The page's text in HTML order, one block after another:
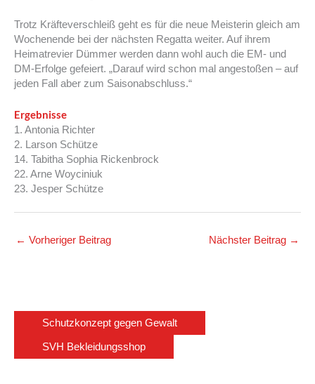
Trotz Kräfteverschleiß geht es für die neue Meisterin gleich am
Wochenende bei der nächsten Regatta weiter. Auf ihrem
Heimatrevier Dümmer werden dann wohl auch die EM- und
DM-Erfolge gefeiert. „Darauf wird schon mal angestoßen – auf
jeden Fall aber zum Saisonabschluss.“
Ergebnisse
1. Antonia Richter
2. Larson Schütze
14. Tabitha Sophia Rickenbrock
22. Arne Woyciniuk
23. Jesper Schütze
← Vorheriger Beitrag Nächster Beitrag →
Schutzkonzept gegen Gewalt
SVH Bekleidungsshop